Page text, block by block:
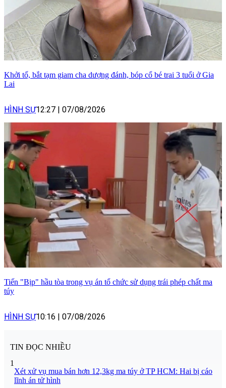
Khởi tố, bắt tạm giam cha dượng đánh, bóp cổ bé trai 3 tuổi ở Gia
Lai
HÌNH SỰ12:27 | 07/08/2026
Tiến "Bịp" hầu tòa trong vụ án tổ chức sử dụng trái phép chất ma
túy
HÌNH SỰ10:16 | 07/08/2026
TIN ĐỌC NHIỀU
1
Xét xử vụ mua bán hơn 12,3kg ma túy ở TP HCM: Hai bị cáo
lĩnh án tử hình